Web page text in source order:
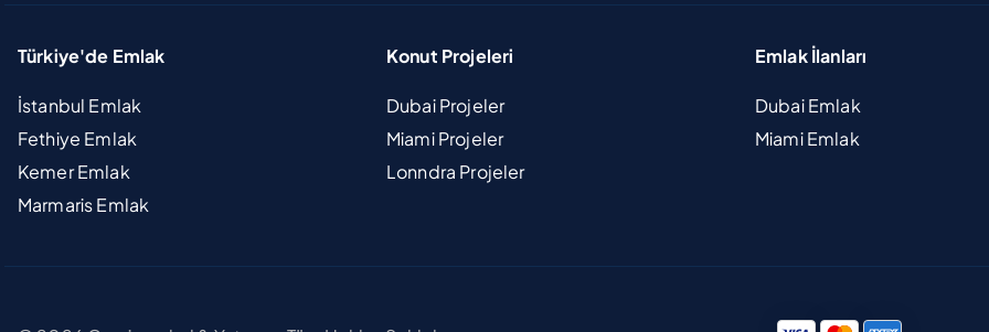
Türkiye'de Emlak
İstanbul Emlak
Fethiye Emlak
Kemer Emlak
Marmaris Emlak
Konut Projeleri
Dubai Projeler
Miami Projeler
Lonndra Projeler
Emlak İlanları
Dubai Emlak
Miami Emlak